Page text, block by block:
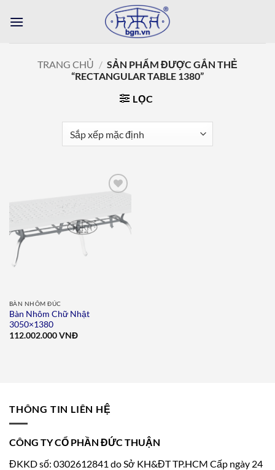
qua
TRANG CHỦ / SẢN PHẨM ĐƯỢC GẮN THẺ
“RECTANGULAR TABLE 1380”
LỌC
BÀN NHÔM ĐÚC
Bàn Nhôm Chữ Nhật
3050×1380
112.002.000VNĐ
THÔNG TIN LIÊN HỆ
CÔNG TY CỔ PHẦN ĐỨC THUẬN
ĐKKD số: 0302612841 do Sở KH&ĐT TP.HCM Cấp ngày 24